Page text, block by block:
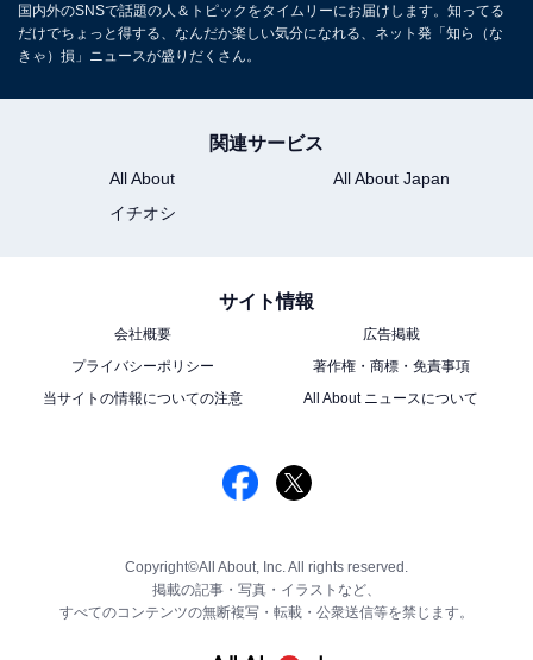
国内外のSNSで話題の人＆トピックをタイムリーにお届けします。知ってる
だけでちょっと得する、なんだか楽しい気分になれる、ネット発「知ら（な
きゃ）損」ニュースが盛りだくさん。
関連サービス
All About
All About Japan
イチオシ
サイト情報
会社概要
広告掲載
プライバシーポリシー
著作権・商標・免責事項
当サイトの情報についての注意
All About ニュースについて
Copyright©All About, Inc. All rights reserved.
掲載の記事・写真・イラストなど、
すべてのコンテンツの無断複写・転載・公衆送信等を禁じます。